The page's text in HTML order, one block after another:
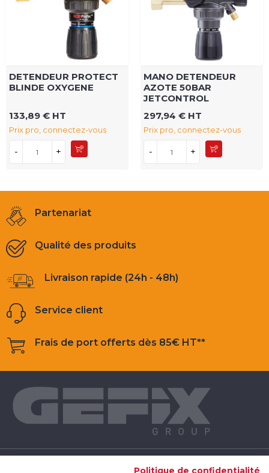
DETENDEUR PROTECT
BLINDE OXYGENE
133,89 € HT
Prix pro, connectez-vous
- +
MANO DETENDEUR
AZOTE 50BAR
JETCONTROL
297,94 € HT
Prix pro, connectez-vous
- +
Partenariat
Qualité des produits
Livraison rapide (24h - 48h)
Service client
Frais de port offerts dès 85€ HT**
Politique de confidentialité